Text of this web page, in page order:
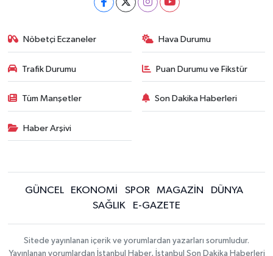
Nöbetçi Eczaneler Hava Durumu
Trafik Durumu Puan Durumu ve Fikstür
Tüm Manşetler Son Dakika Haberleri
Haber Arşivi
GÜNCEL EKONOMİ SPOR MAGAZİN
DÜNYA
SAĞLIK
E-GAZETE
Sitede yayınlanan içerik ve yorumlardan yazarları sorumludur.
Yayınlanan yorumlardan İstanbul Haber, İstanbul Son Dakika Haberleri